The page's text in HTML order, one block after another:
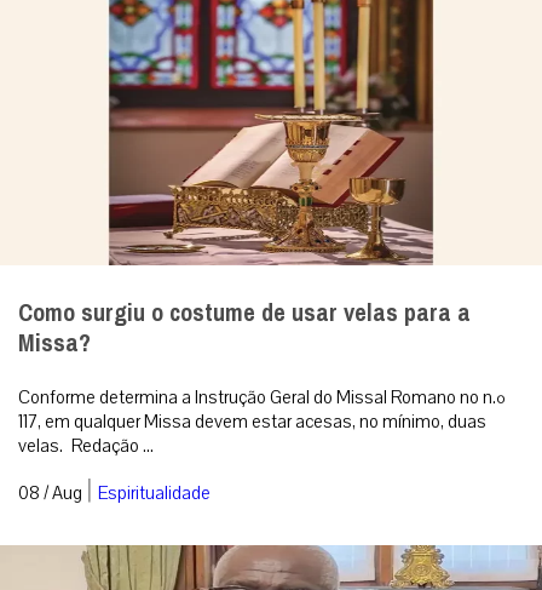
Como surgiu o costume de usar velas para a
Missa?
Conforme determina a Instrução Geral do Missal Romano no n.º
117, em qualquer Missa devem estar acesas, no mínimo, duas
velas. Redação ...
08 / Aug | Espiritualidade